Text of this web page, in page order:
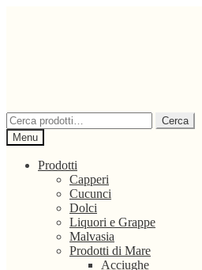
Cerca:
Cerca
Menu
Prodotti
Capperi
Cucunci
Dolci
Liquori e Grappe
Malvasia
Prodotti di Mare
Acciughe